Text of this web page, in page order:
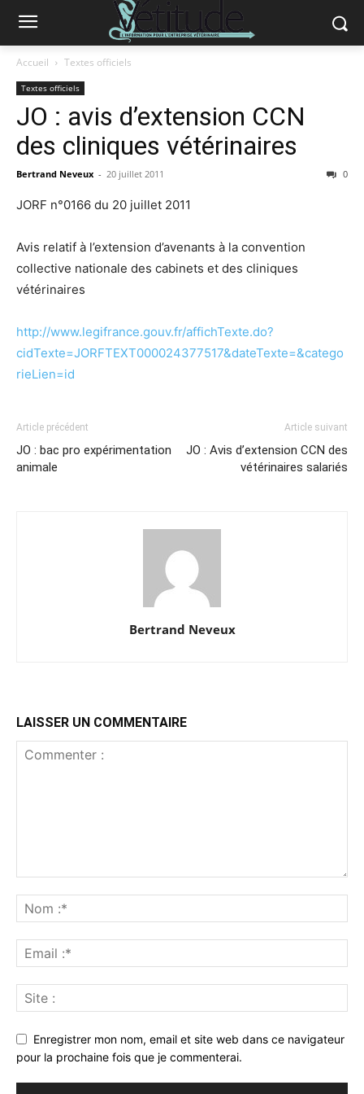
Accueil Textes officiels
Textes officiels
JO : avis d’extension CCN
des cliniques vétérinaires
Bertrand Neveux - 20 juillet 2011 0
JORF n°0166 du 20 juillet 2011
Avis relatif à l’extension d’avenants à la convention
collective nationale des cabinets et des cliniques
vétérinaires
http://www.legifrance.gouv.fr/affichTexte.do?
cidTexte=JORFTEXT000024377517&dateTexte=&catego
rieLien=id
Article précédent
JO : bac pro expérimentation
animale
Article suivant
JO : Avis d’extension CCN des
vétérinaires salariés
Bertrand Neveux
LAISSER UN COMMENTAIRE
Enregistrer mon nom, email et site web dans ce navigateur
pour la prochaine fois que je commenterai.